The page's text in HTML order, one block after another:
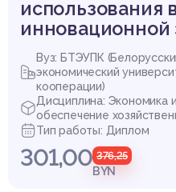
использования
инновационной
Вуз: БТЭУПК
экономический
кооперации)
Дисциплина: Экономика
обеспечение
Тип работы: Диплом
301,00 376,25
BYN